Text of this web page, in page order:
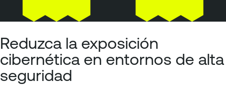
Reduzca la exposición
cibernética en entornos de alta
seguridad